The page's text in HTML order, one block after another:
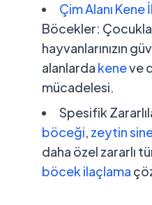
Çim Alanı Kene
Böcekler:
hayvanlarınızın
alanlarda keneve
mücadelesi.
Spesifik
böceği, zeytin
daha özel zararlı
böcek ilaçlama